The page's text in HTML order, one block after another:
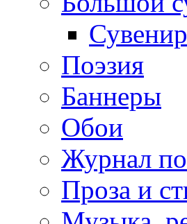
Поэзия
Баннеры
Обои
Журнал
Проза и